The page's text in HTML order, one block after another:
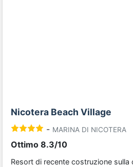
Nicotera Beach Village
- MARINA DI NICOTERA
Ottimo 8.3/10
Resort di recente costruzione sulla